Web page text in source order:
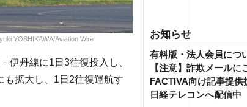
お知らせ
有料版・法人会員につ
【注意】詐欺メールに
FACTIVA向け記事提供
日経テレコンへ配信中
YOSHIKAWA/Aviation Wire
伊丹線に1日3往復投入し、
も拡大し、1日2往復運航す